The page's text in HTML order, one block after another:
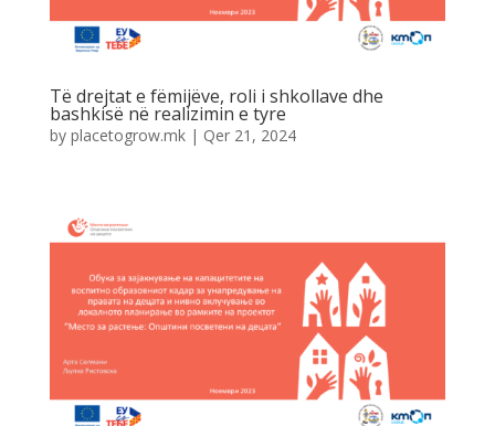
Të drejtat e fëmijëve, roli i shkollave dhe
bashkisë në realizimin e tyre
by placetogrow.mk| Qer 21, 2024